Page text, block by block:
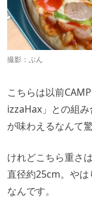
撮影：ぶん
こちらは以前
izzaHax」との組
が味わえるなんて驚
けれどこちら重さ
直径約25cm。や
なんです。